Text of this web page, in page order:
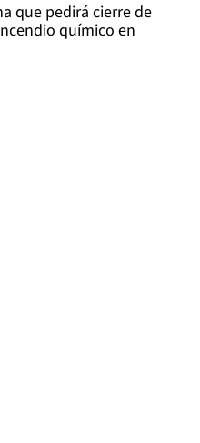
que pedirá cierre de
químico en